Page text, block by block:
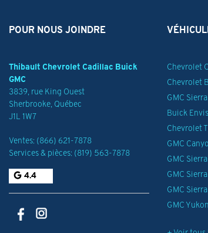
POUR NOUS JOINDRE
Thibault Chevrolet Cadillac Buick
GMC
3839, rue King Ouest
Sherbrooke, Québec
J1L 1W7
Ventes: (866) 621-7878
Services & pièces: (819) 563-7878
4.4
Chevrolet
Chevrolet
GMC
Buick
Chevrolet
GMC
GMC
GMC
GMC
GMC